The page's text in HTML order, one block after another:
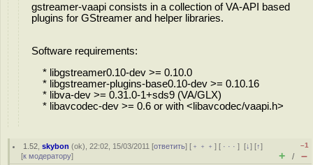
gstreamer-vaapi consists in a collection of VA-API based
plugins for GStreamer and helper libraries.
Software requirements:
* libgstreamer0.10-dev >= 0.10.0
* libgstreamer-plugins-base0.10-dev >= 0.10.16
* libva-dev >= 0.31.0-1+sds9 (VA/GLX)
* libavcodec-dev >= 0.6 or with <libavcodec/vaapi.h>
1.52 ,skybon (ok), 22:02, 15/03/2011 [ответить] [ ﹢﹢﹢] [ · · ·][↓] [↑]
[к модератору]
–1
+ / –